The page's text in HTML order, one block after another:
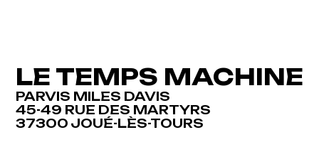
LE TEMPS MACHINE
PARVIS MILES DAVIS
45-49 RUE DES MARTYRS
37300 JOUÉ-LÈS-TOURS